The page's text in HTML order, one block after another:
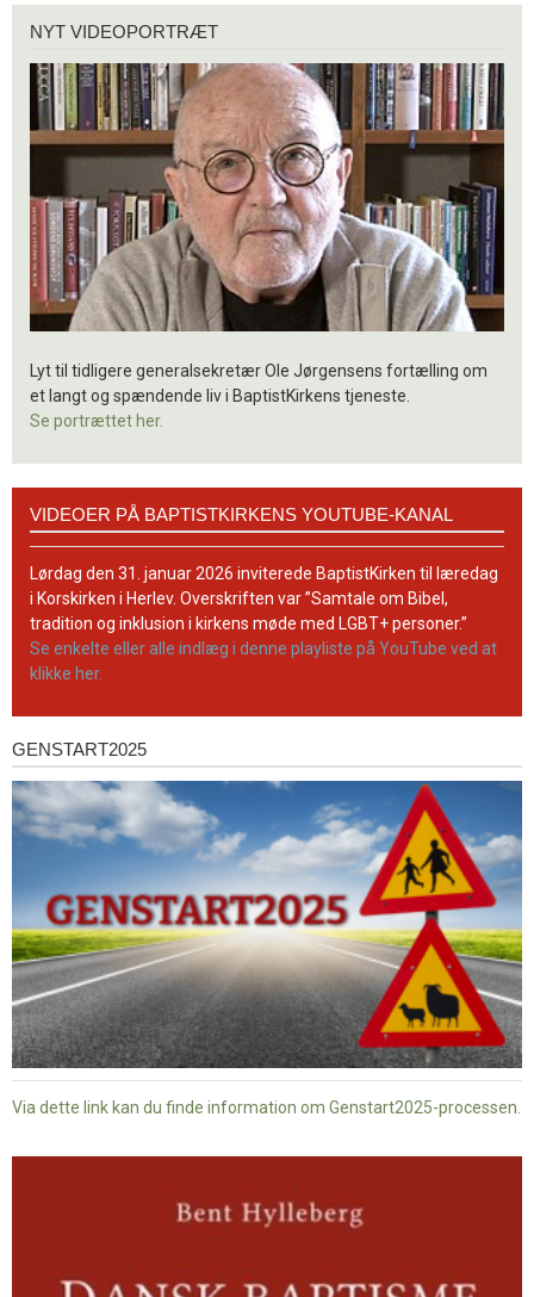
videoportræt
NYT VIDEOPORTRÆT
Lyt til tidligere generalsekretær Ole Jørgensens fortælling om
et langt og spændende liv i BaptistKirkens tjeneste.
Se portrættet her.
BaptistKirkens
YouTube-
kanal
VIDEOER PÅ BAPTISTKIRKENS YOUTUBE-KANAL
Lørdag den 31. januar 2026 inviterede BaptistKirken til læredag
i Korskirken i Herlev. Overskriften var ”Samtale om Bibel,
tradition og inklusion i kirkens møde med LGBT+ personer.”
Se enkelte eller alle indlæg i denne playliste på YouTube ved at
klikke her.
Genstart2025
GENSTART2025
Via dette link kan du finde information om Genstart2025-processen.